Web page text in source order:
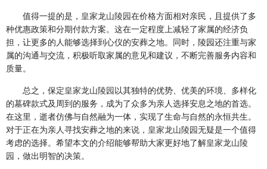
值得一提的是， 皇家龙山陵园在价格方面相对亲民，且提供了多
种优惠政策和分期付款方案。这在一定程度上减轻了家属的经济负
担，让更多的人能够选择到心仪的安葬之地。同时，陵园还注重与家
属的沟通与交流，积极听取家属的意见和建议，不断完善服务内容和
质量。
总之，保定皇家龙山陵园以其独特的优势、优美的环境、多样化
的墓碑款式及周到的服务，成为了众多为亲人选择安息之地的首选。
在这里，逝者仿佛与自然融为一体，实现了生命与自然的永恒共生。
对于正在为亲人寻找安葬之地的来说， 皇家龙山陵园无疑是一个值得
考虑的选择。希望本文的介绍能够帮助大家更好地了解皇家龙山陵
园 ，做出明智的决策。